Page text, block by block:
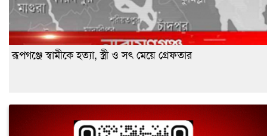
রূপগঞ্জে স্বামীকে হত্যা, স্ত্রী ও সৎ মেয়ে গ্রেফতার